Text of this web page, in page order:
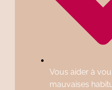
Vous aider à
mauvaises